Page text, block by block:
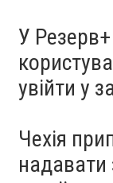
У Резерв+
увійти у
Чехія
надавати